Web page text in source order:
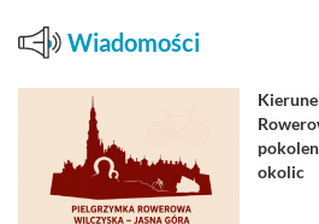
Wiadomości
okolic